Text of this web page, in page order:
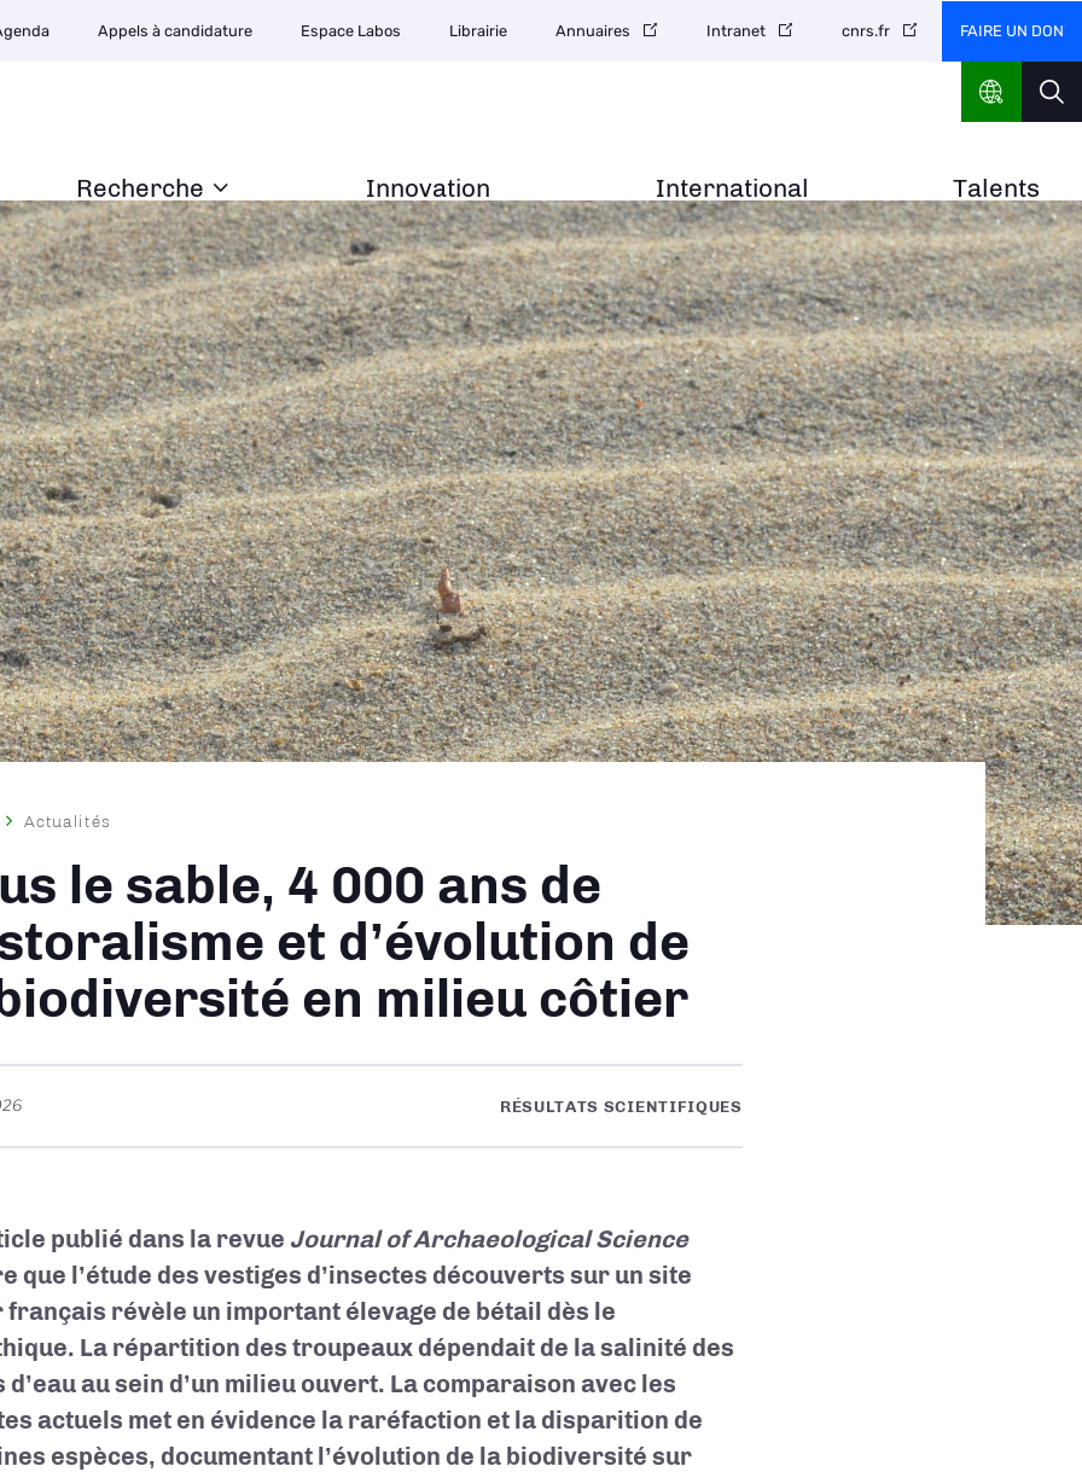
Recherche Innovation International Talents
Appels à candidature Espace Labos Librairie Annuaires Intranet cnrs.fr FAIRE UN DON
Actualités
le sable, 4 000 ans de
et d’évolution de
en milieu côtier
RÉSULTATS SCIENTIFIQUES
publié dans la revue Journal of Archaeological Science
que l’étude des vestiges d’insectes découverts sur un site
révèle un important élevage de bétail dès le
La répartition des troupeaux dépendait de la salinité des
d’eau au sein d’un milieu ouvert. La comparaison avec les
actuels met en évidence la raréfaction et la disparition de
espèces, documentant l’évolution de la biodiversité sur